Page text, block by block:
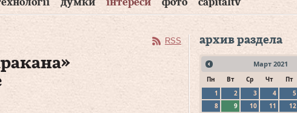
думки інтереси фото capitaltv
RSS архив раздела
Март 2021
Пн Вт Ср Чт Пт
1
2 3 4 5
8
9 10 11 12